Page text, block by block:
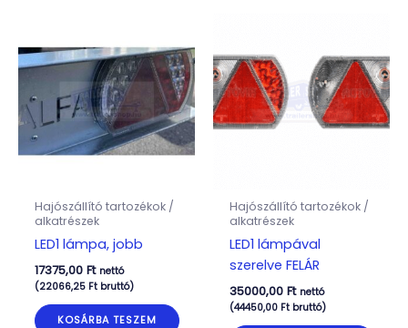
Hajószállító tartozékok /
alkatrészek
LED1 lámpa, jobb
17375,00 Ft nettó
(22066,25 Ftbruttó)
KOSÁRBA TESZEM
Hajószállító tartozékok /
alkatrészek
LED1 lámpával
szerelve FELÁR
35000,00 Ft nettó
(44450,00 Ftbruttó)